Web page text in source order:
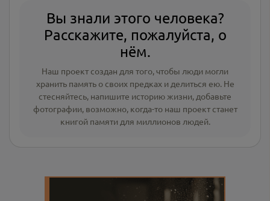
Вы знали этого человека?
Расскажите, пожалуйста, о
нём.
Наш проект создан для того, чтобы люди могли
хранить память о своих предках и делиться ею. Не
стесняйтесь, напишите историю жизни, добавьте
фотографии, возможно, когда-то наш проект станет
книгой памяти для миллионов людей.